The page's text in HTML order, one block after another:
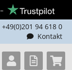
+49(0)201 94 618 0
Kontakt